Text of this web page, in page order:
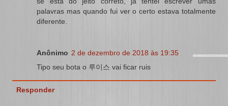
palavras mas quando fui ver o certo estava totalmente
diferente.
Anônimo 2 de dezembro de 2018 às 19:35
Tipo seu bota o 루이스 vai ficar ruis
Responder